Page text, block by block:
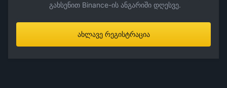
გახსენით Binance-ის ანგარიში დღესვე.
ახლავე რეგისტრაცია